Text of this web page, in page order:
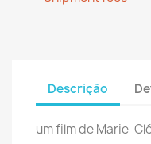
Descrição
um film de Marie-